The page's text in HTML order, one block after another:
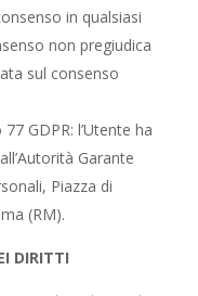
in qualsiasi
non pregiudica
sul consenso
GDPR: l’Utente ha
Garante
Piazza di
(RM).
DIRITTI